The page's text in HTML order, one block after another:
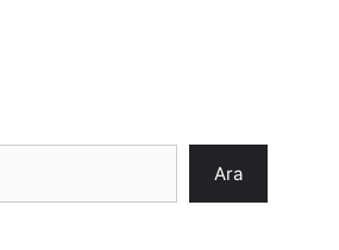
Ara